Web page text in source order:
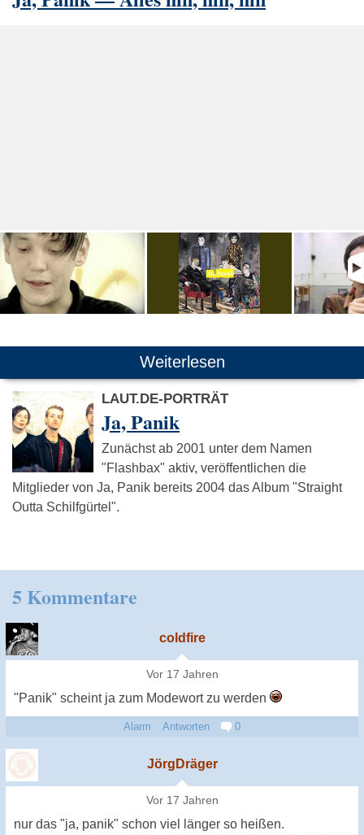
Weiterlesen
LAUT.DE-PORTRÄT
Ja, Panik
Zunächst ab 2001 unter dem Namen
"Flashbax" aktiv, veröffentlichen die
Mitglieder von Ja, Panik bereits 2004 das Album "Straight
Outta Schilfgürtel".
5 Kommentare
coldfire
Vor 17 Jahren
"Panik" scheint ja zum Modewort zu werden
Alarm Antworten 0
JörgDräger
Vor 17 Jahren
nur das "ja, panik" schon viel länger so heißen.